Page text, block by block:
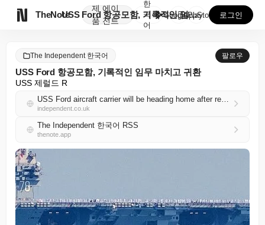
TheNote
제
품
에이
전트
USS Ford 항공모함, 기록적인 임무 마치고 귀환
한
국
어
GooglePlay
AppStore 로그인
The Independent 한국어 팔로우
USS Ford 항공모함, 기록적인 임무 마치고 귀환
USS 제럴드 R
USS Ford aircraft carrier will be heading home after record-breaking deployment
independent.co.uk
The Independent 한국어 RSS
thenote.app